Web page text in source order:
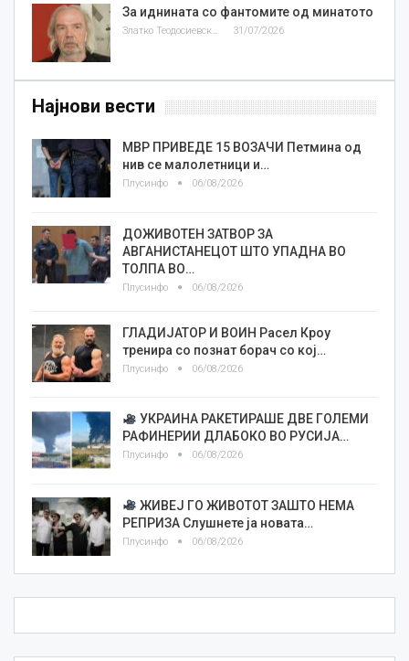
За иднината со фантомите од минатото
Златко Теодосиевски 31/07/2026
Најнови вести
МВР ПРИВЕДЕ 15 ВОЗАЧИ Петмина од
нив се малолетници и…
Плусинфо 06/08/2026
ДОЖИВОТЕН ЗАТВОР ЗА
АВГАНИСТАНЕЦОТ ШТО УПАДНА ВО
ТОЛПА ВО…
Плусинфо 06/08/2026
ГЛАДИЈАТОР И ВОИН Расел Кроу
тренира со познат борач со кој…
Плусинфо 06/08/2026
УКРАИНА РАКЕТИРАШЕ ДВЕ ГОЛЕМИ
РАФИНЕРИИ ДЛАБОКО ВО РУСИЈА…
Плусинфо 06/08/2026
ЖИВЕЈ ГО ЖИВОТОТ ЗАШТО НЕМА
РЕПРИЗА Слушнете ја новата…
Плусинфо 06/08/2026